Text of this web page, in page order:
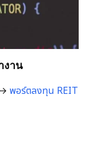
งาน
→ พอร์ตลงทุน REIT